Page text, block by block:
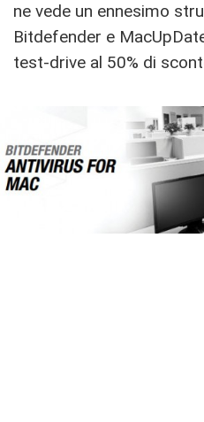
ne vede un ennesimo
Bitdefender e
test-drive al 50% di